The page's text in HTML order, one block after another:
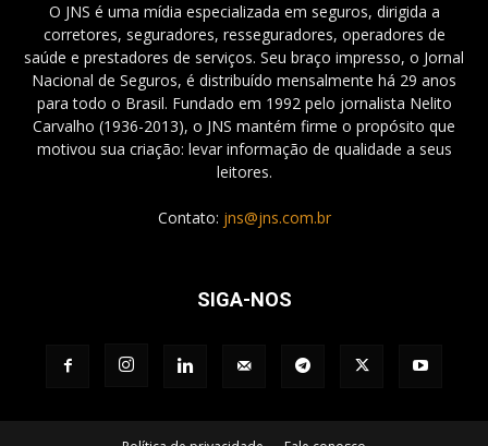
O JNS é uma mídia especializada em seguros, dirigida a
corretores, seguradores, resseguradores, operadores de
saúde e prestadores de serviços. Seu braço impresso, o Jornal
Nacional de Seguros, é distribuído mensalmente há 29 anos
para todo o Brasil. Fundado em 1992 pelo jornalista Nelito
Carvalho (1936-2013), o JNS mantém firme o propósito que
motivou sua criação: levar informação de qualidade a seus
leitores.
Contato: jns@jns.com.br
SIGA-NOS